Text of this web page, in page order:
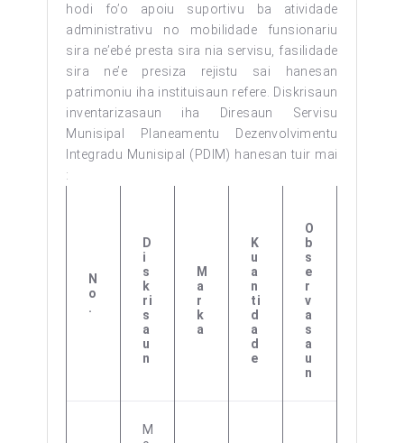
hodi fo’o apoiu suportivu ba atividade
administrativu no mobilidade funsionariu
sira ne’ebé presta sira nia servisu, fasilidade
sira ne’e presiza rejistu sai hanesan
patrimoniu iha instituisaun refere. Diskrisaun
inventarizasaun iha Diresaun Servisu
Munisipal Planeamentu Dezenvolvimentu
Integradu Munisipal (PDIM) hanesan tuir mai
:
N
O
.
D
I
S
K
Ri
S
A
U
N
M
A
R
K
A
K
U
A
N
Ti
D
A
D
E
O
B
S
E
R
V
A
S
A
U
N
M